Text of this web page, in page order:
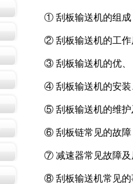
① 刮板输送机的组成
② 刮板输送机的工作
③ 刮板输送机的优、
④ 刮板输送机的安装
⑤ 刮板输送机的维护
⑥ 刮板链常见的故障
⑦ 减速器常见故障及
⑧ 刮板输送机常见的